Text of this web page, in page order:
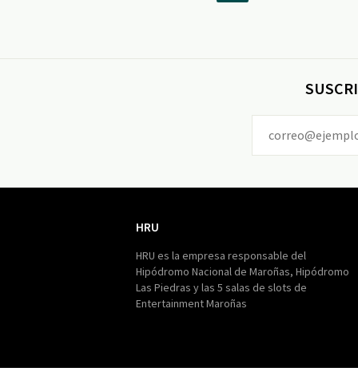
HRU
HRU es la empresa responsable del
Hipódromo Nacional de Maroñas, Hipódromo
Las Piedras y las 5 salas de slots de
Entertainment Maroñas